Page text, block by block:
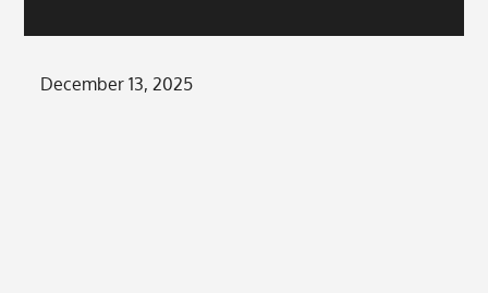
Posted
December 13, 2025